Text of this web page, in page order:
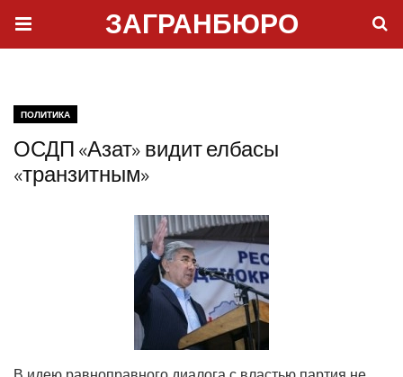
ЗАГРАНБЮРО
ПОЛИТИКА
ОСДП «Азат» видит елбасы
«транзитным»